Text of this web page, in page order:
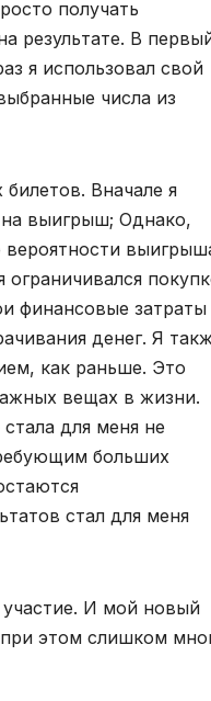
получать
результате. В
я использовал свой
числа из
Вначале я
на выигрыш; Однако,
вероятности
финансовые затраты
денег. Я
как раньше. Это
вещах в жизни.
для меня не
больших
стал для меня
участие. И мой новый
этом слишком